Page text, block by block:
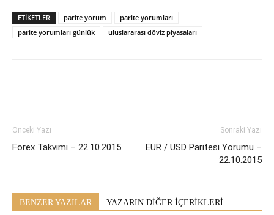
ETİKETLER parite yorum
parite yorumları
parite yorumları günlük
uluslararası döviz piyasaları
Önceki Yazı
Forex Takvimi – 22.10.2015
Sonraki Yazı
EUR / USD Paritesi Yorumu –
22.10.2015
BENZER YAZILAR YAZARIN DİĞER İÇERİKLERİ